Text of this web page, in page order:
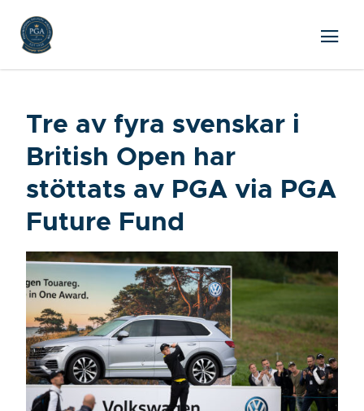
Tre av fyra svenskar i
British Open har
stöttats av PGA via PGA
Future Fund